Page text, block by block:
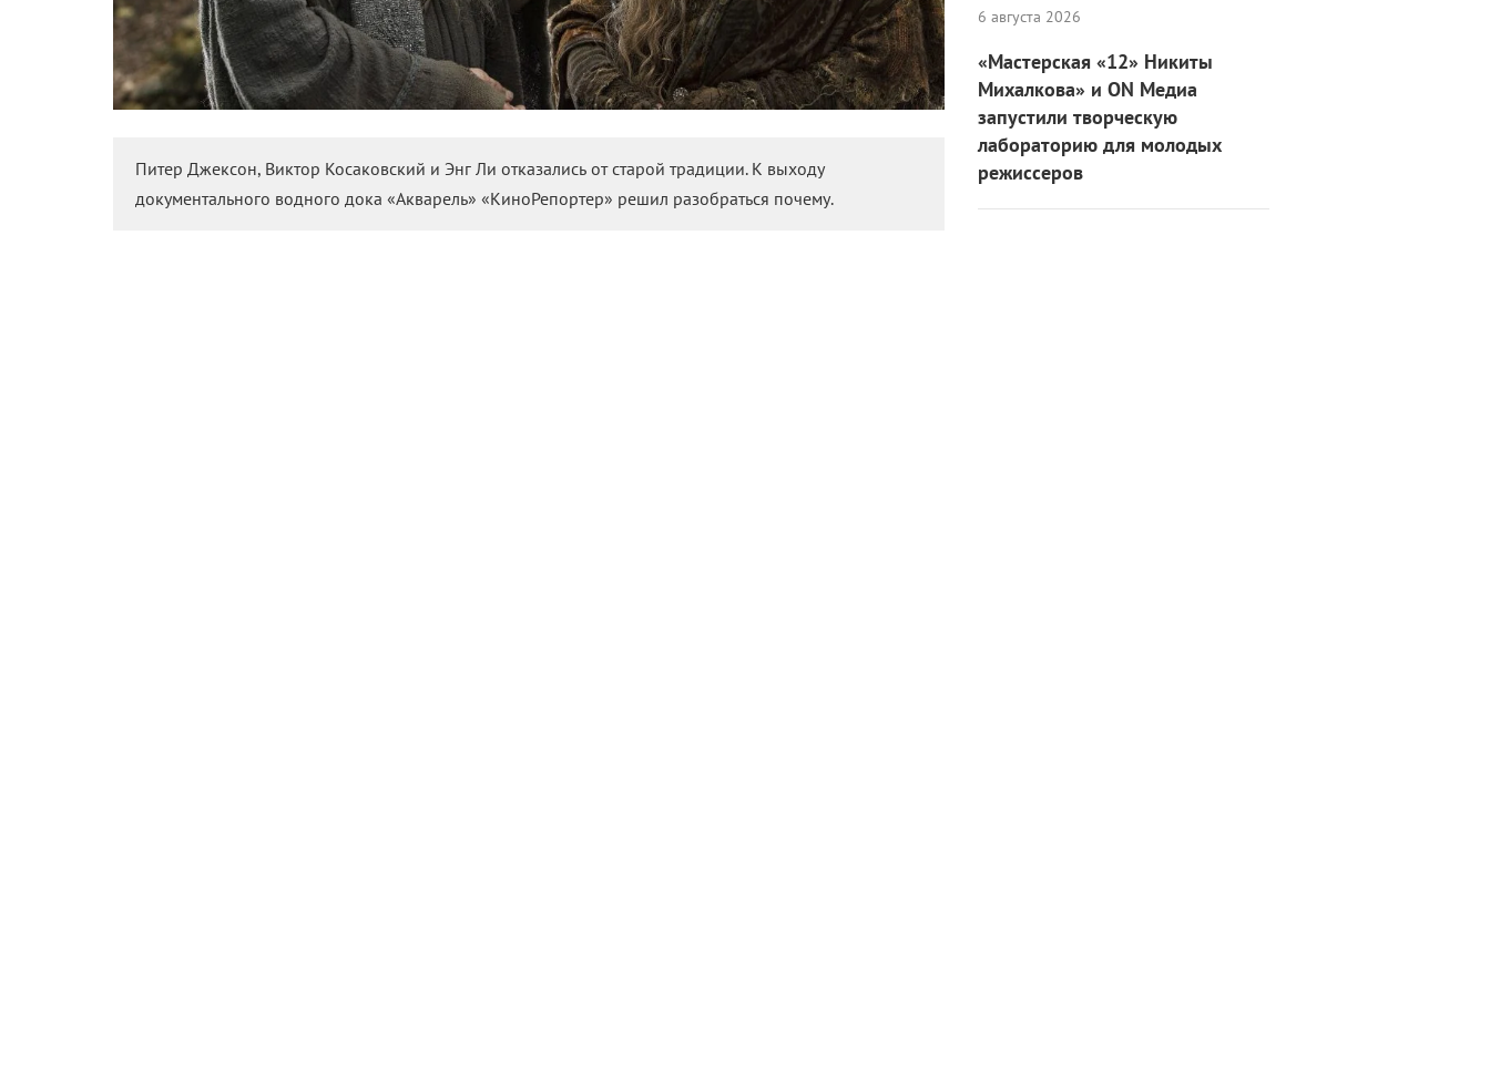
Питер Джексон, Виктор Косаковский и Энг Ли отказались от старой традиции. К выходу
документального водного дока «Акварель» «КиноРепортер» решил разобраться почему.
6 августа 2026
«Мастерская «12» Никиты
Михалкова» и ON Медиа
запустили творческую
лабораторию для молодых
режиссеров